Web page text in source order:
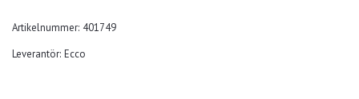
Artikelnummer: 401749
Leverantör: Ecco